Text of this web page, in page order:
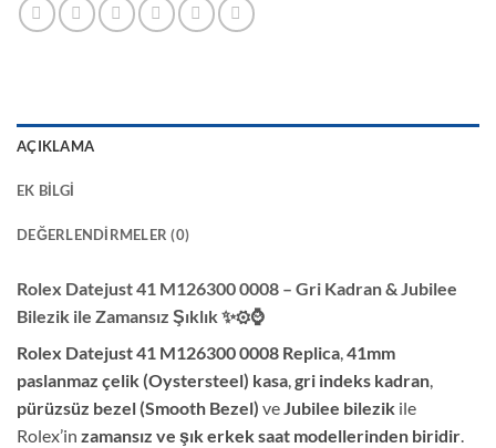
AÇIKLAMA
EK BILGI
DEĞERLENDIRMELER (0)
Rolex Datejust 41 M126300 0008 – Gri Kadran & Jubilee
Bilezik ile Zamansız Şıklık✨⚙️⌚
Rolex Datejust 41 M126300 0008 Replica,41mm
paslanmaz çelik (Oystersteel) kasa,gri indeks kadran,
pürüzsüz bezel (Smooth Bezel) veJubilee bilezik ile
Rolex’in zamansız ve şık erkek saat modellerinden biridir.